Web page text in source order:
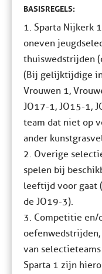
BASISREGELS:
1. Sparta Nijkerk
oneven
thuiswedstrijden
(Bij gelijktijdige
Vrouwen 1,
JO17-1, JO15-1,
team dat niet op
ander
2. Overige
spelen bij
leeftijd voor gaat
de JO19-3).
3. Competitie en/
van
Sparta 1 zijn